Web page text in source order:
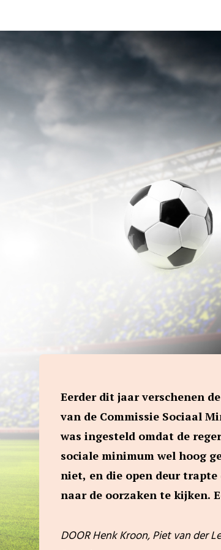
Eerder dit jaar verschenen
van de Commissie Sociaal
was ingesteld omdat de
sociale minimum wel hoog
niet, en die open deur
naar de oorzaken te kijken.
DOOR Henk Kroon, Piet van der